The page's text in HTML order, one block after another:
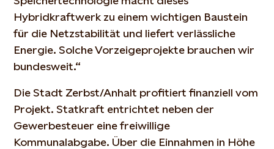
Hybridkraftwerk zu einem wichtigen Baustein
für die Netzstabilität und liefert verlässliche
Energie. Solche Vorzeigeprojekte brauchen wir
bundesweit.“
Die Stadt Zerbst/Anhalt profitiert finanziell vom
Projekt. Statkraft entrichtet neben der
Gewerbesteuer eine freiwillige
Kommunalabgabe. Über die Einnahmen in Höhe